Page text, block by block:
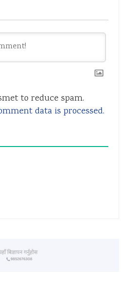
to reduce spam.
data is processed.